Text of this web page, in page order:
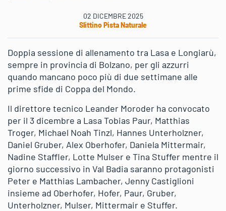
02 DICEMBRE 2025
Slittino Pista Naturale
Doppia sessione di allenamento tra Lasa e Longiarù,
sempre in provincia di Bolzano, per gli azzurri
quando mancano poco più di due settimane alle
prime sfide di Coppa del Mondo.
Il direttore tecnico Leander Moroder ha convocato
per il 3 dicembre a Lasa Tobias Paur, Matthias
Troger, Michael Noah Tinzl, Hannes Unterholzner,
Daniel Gruber, Alex Oberhofer, Daniela Mittermair,
Nadine Staffler, Lotte Mulser e Tina Stuffer mentre il
giorno successivo in Val Badia saranno protagonisti
Peter e Matthias Lambacher, Jenny Castiglioni
insieme ad Oberhofer, Hofer, Paur, Gruber,
Unterholzner, Mulser, Mittermair e Stuffer.